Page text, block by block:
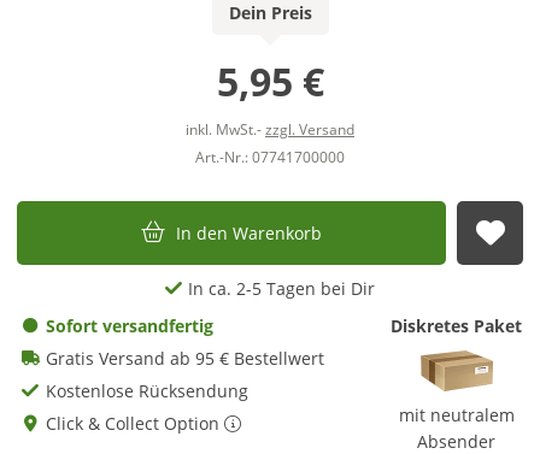
Dein Preis
5,95 €
inkl. MwSt.-zzgl. Versand
Art.-Nr.: 07741700000
In den Warenkorb
In ca. 2-5 Tagen bei Dir
Sofort versandfertig
Gratis Versand ab 95 € Bestellwert
Kostenlose Rücksendung
Click & Collect Option
Diskretes Paket
mit neutralem
Absender